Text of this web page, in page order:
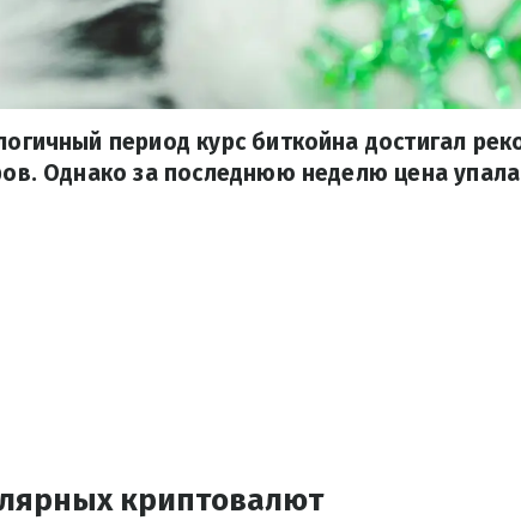
период курс биткойна достигал
Однако за последнюю неделю цена
криптовалют